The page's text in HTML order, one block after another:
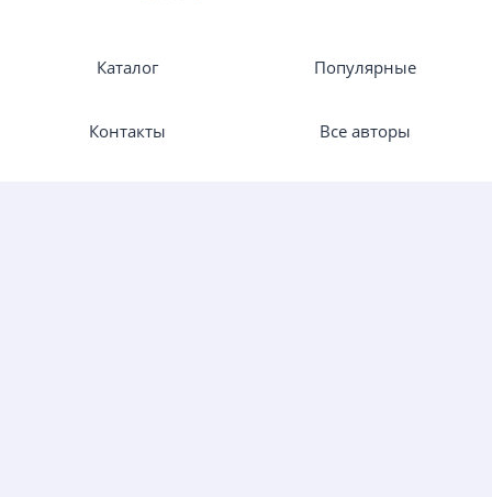
Каталог Популярные
Контакты Все авторы